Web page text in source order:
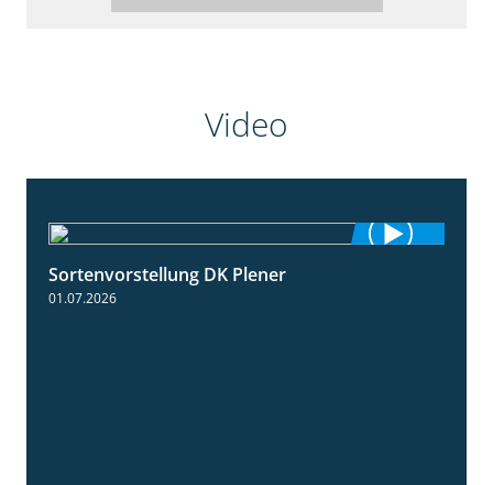
Video
Sortenvorstellung DK Plener
01.07.2026